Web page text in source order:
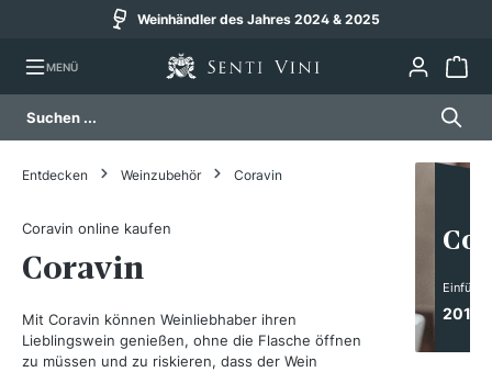
Weinhändler des Jahres 2024 & 2025
MENÜ
Entdecken Weinzubehör Coravin
Coravin online kaufen
Coravin
Mit Coravin können Weinliebhaber ihren
Lieblingswein genießen, ohne die Flasche öffnen
zu müssen und zu riskieren, dass der Wein
2011